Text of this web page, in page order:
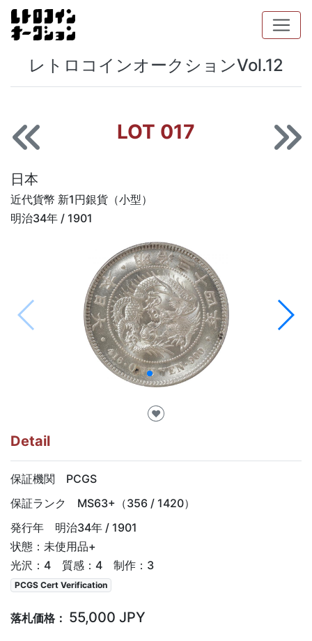
レトロコインオークションVol.12
LOT 017
日本
近代貨幣 新1円銀貨（小型）
明治34年 / 1901
♥
Detail
保証機関 PCGS
保証ランク MS63+（356 / 1420）
発行年 明治34年 / 1901
状態：未使用品+
光沢：4 質感：4 制作：3
PCGS Cert Verification
落札価格： 55,000 JPY